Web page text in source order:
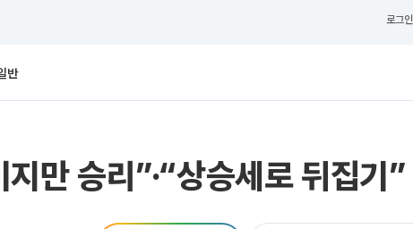
로그인
반
만 승리”·“상승세로 뒤집기”